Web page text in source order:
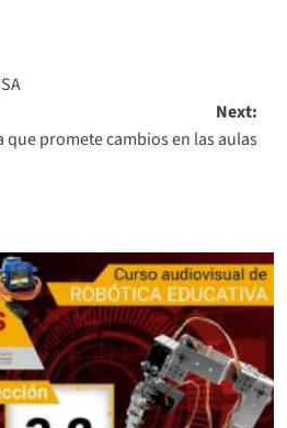
Next:
que promete cambios en las aulas